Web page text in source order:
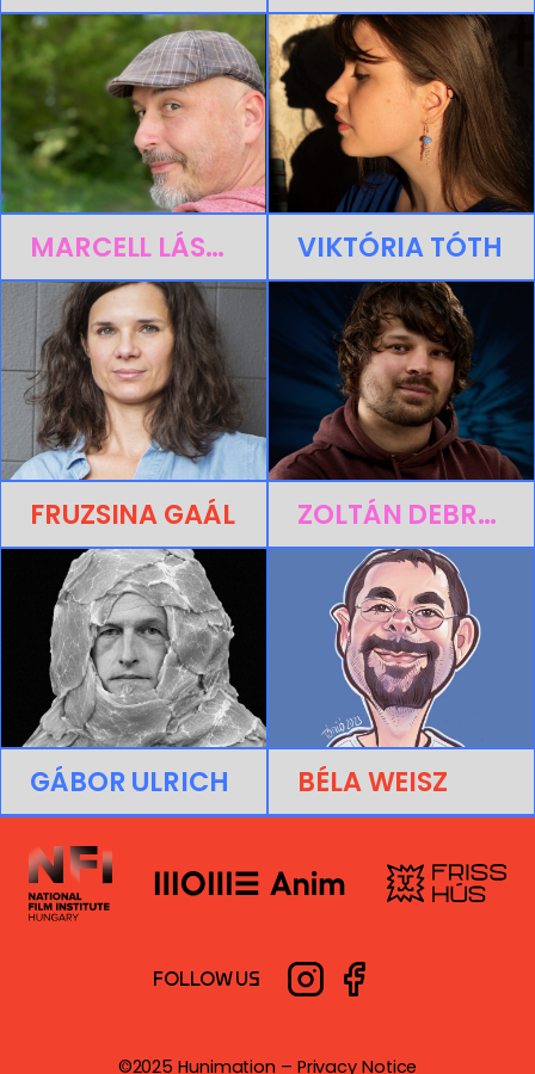
MARCELL LÁSZLÓ VIKTÓRIA TÓTH
FRUZSINA GAÁL ZOLTÁN DEBRECZENI
GÁBOR ULRICH BÉLA WEISZ
FOLLOW US
©2025 Hunimation – Privacy Notice